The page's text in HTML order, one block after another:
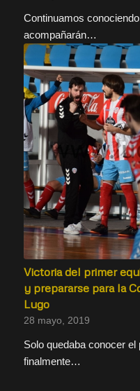
Continuamos
acompañarán…
Victoria del primer
y prepararse para la
Lugo
28 mayo, 2019
Solo quedaba conocer
finalmente…